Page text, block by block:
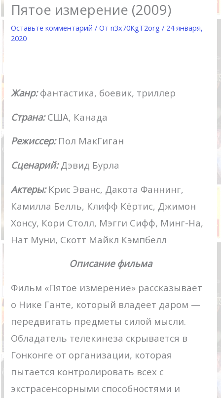
Пятое измерение (2009)
Оставьте комментарий / Отn3x70KgT2org/ 24 января,
2020
Жанр:фантастика, боевик, триллер
Страна:США, Канада
Режиссер: Пол МакГиган
Сценарий:Дэвид Бурла
Актеры: Крис Эванс, Дакота Фаннинг,
Камилла Белль, Клифф Кёртис, Джимон
Хонсу, Кори Столл, Мэгги Сифф, Минг-На,
Нат Муни, Скотт Майкл Кэмпбелл
Описание фильма
Фильм «Пятое измерение» рассказывает
о Нике Ганте, который владеет даром —
передвигать предметы силой мысли.
Обладатель телекинеза скрывается в
Гонконге от организации, которая
пытается контролировать всех с
экстрасенсорными способностями и